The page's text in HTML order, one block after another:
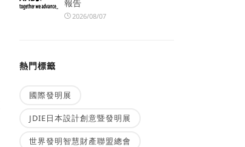
報告
2026/08/07
熱門標籤
國際發明展
JDIE日本設計創意暨發明展
世界發明智慧財產聯盟總會